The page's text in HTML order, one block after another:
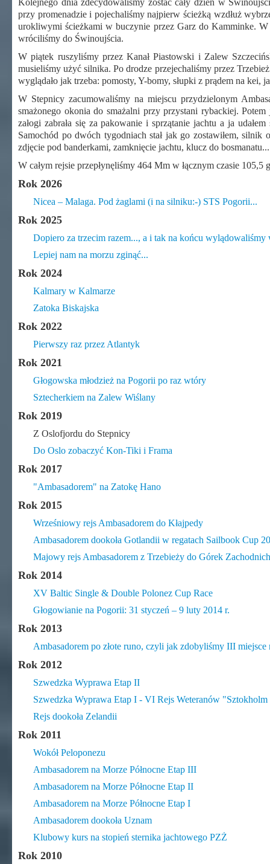
Kolejnego dnia zdecydowaliśmy zostać cały dzień w
przy promenadzie i pojechaliśmy najpierw ścieżką wzdłuż
urokliwymi ścieżkami w buczynie przez Garz do Kamminke.
wróciliśmy do Świnoujścia.
W piątek ruszyliśmy przez Kanał Piastowski i Zalew
musieliśmy użyć silnika. Po drodze przejechaliśmy przez
wyglądało jak trzeba: pomosty, Y-bomy, słupki z prądem na
W Stepnicy zacumowaliśmy na miejscu przydzielonym
smażonego okonia do smażalni przy przystani rybackiej.
załogi zabrała się za pakowanie i sprzątanie jachtu a ja
Samochód po dwóch tygodniach stał jak go zostawiłem, silnik
zdjęcie pod banderkami, zamknięcie jachtu, klucz do
W całym rejsie przepłynęliśmy 464 Mm w łącznym czasie
Rok 2026
Nicea – Malaga. Pod żaglami (i na silniku:-) STS Pogorii...
Rok 2025
Dopiero za trzecim razem..., a i tak na końcu wylądowaliśmy
Lepiej nam na morzu zginąć...
Rok 2024
Kalmary w Kalmarze
Zatoka Biskajska
Rok 2022
Pierwszy raz przez Atlantyk
Rok 2021
Głogowska młodzież na Pogorii po raz wtóry
Sztecherkiem na Zalew Wiślany
Rok 2019
Z Oslofjordu do Stepnicy
Do Oslo zobaczyć Kon-Tiki i Frama
Rok 2017
"Ambasadorem" na Zatokę Hano
Rok 2015
Wrześniowy rejs Ambasadorem do Kłajpedy
Ambasadorem dookoła Gotlandii w regatach Sailbook Cup
Majowy rejs Ambasadorem z Trzebieży do Górek Zachodnich
Rok 2014
XV Baltic Single & Double Polonez Cup Race
​Głogowianie na Pogorii: 31 styczeń – 9 luty 2014 r.
Rok 2013
Ambasadorem po złote runo, czyli jak zdobyliśmy III
Rok 2012
Szwedzka Wyprawa Etap II
Szwedzka Wyprawa Etap I - VI Rejs Weteranów
Rejs dookoła Zelandii
Rok 2011
Wokół Peloponezu
Ambasadorem na Morze Północne Etap III
Ambasadorem na Morze Północne Etap II
Ambasadorem na Morze Północne Etap I
Ambasadorem dookoła Uznam
Klubowy kurs na stopień sternika jachtowego PZŻ
Rok 2010